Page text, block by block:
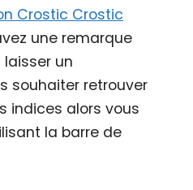
Crostic Crostic
une remarque
laisser un
souhaiter retrouver
indices alors vous
la barre de